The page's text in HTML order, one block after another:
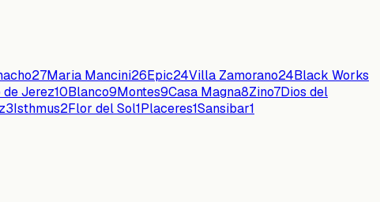
27Maria Mancini26Epic24Villa Zamorano24Black Works
de Jerez10Blanco9Montes9Casa Magna8Zino7Dios del
3Isthmus2Flor del Sol1Placeres1Sansibar1